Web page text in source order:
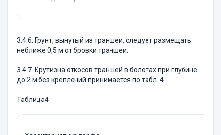
3.4.6. Грунт, вынутый из траншеи, следует размещать
неближе 0,5 м от бровки траншеи.
3.4.7. Крутизна откосов траншей в болотах при глубине
до 2 м без креплений принимается по табл. 4.
Таблица4